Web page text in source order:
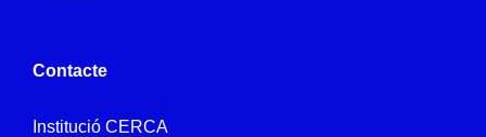
Contacte
Institució CERCA